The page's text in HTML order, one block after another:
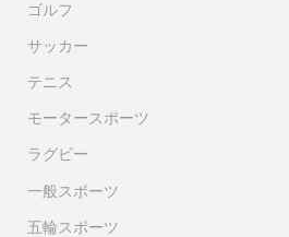
ゴルフ
サッカー
テニス
モータースポーツ
ラグビー
一般スポーツ
五輪スポーツ